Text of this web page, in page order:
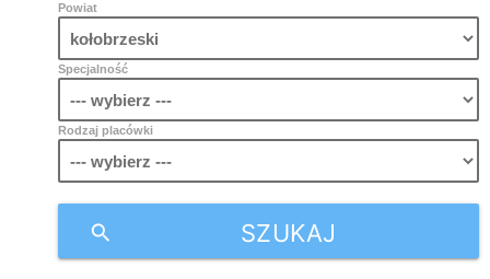
Powiat
Specjalność
Rodzaj placówki
SZUKAJ
search